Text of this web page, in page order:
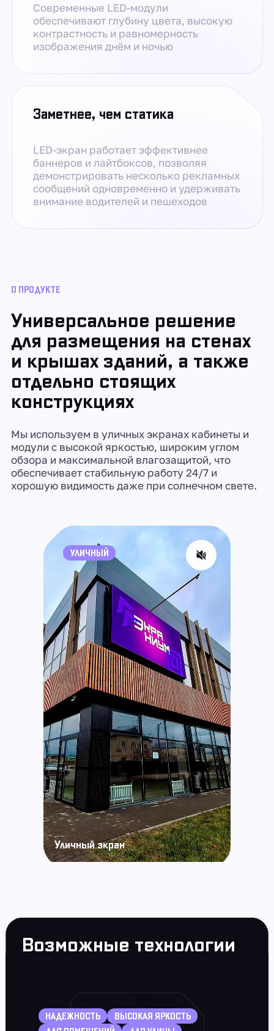
Современные LED-модули
обеспечивают глубину цвета, высокую
контрастность и равномерность
изображения днём и ночью
Заметнее, чем статика
LED-экран работает эффективнее
баннеров и лайтбоксов, позволяя
демонстрировать несколько рекламных
сообщений одновременно и удерживать
внимание водителей и пешеходов
О ПРОДУКТЕ
Универсальное решение
для размещения на стенах
и крышах зданий, а также
отдельно стоящих
конструкциях
Мы используем в уличных экранах кабинеты и
модули с высокой яркостью, широким углом
обзора и максимальной влагозащитой, что
обеспечивает стабильную работу 24/7 и
хорошую видимость даже при солнечном свете.
УЛИЧНЫЙ
Уличный экран
Возможные технологии
НАДЕЖНОСТЬ
ВЫСОКАЯ ЯРКОСТЬ